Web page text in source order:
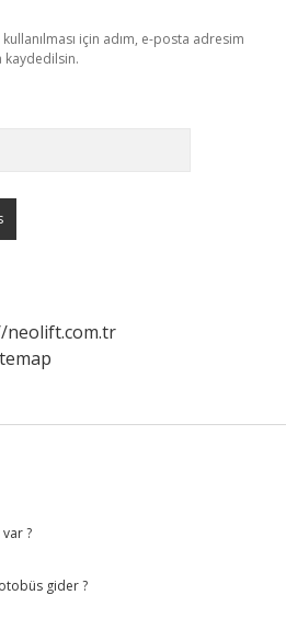
için adım, e-posta adresim
kaydedilsin.
neolift.com.tr
?
gider ?